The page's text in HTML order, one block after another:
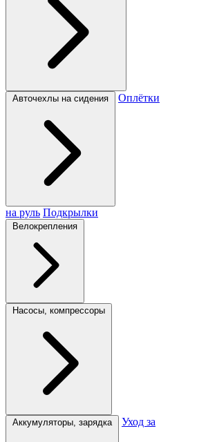
Авточехлы на сидения Оплётки
на руль Подкрылки
Велокрепления
Насосы, компрессоры
Аккумуляторы, зарядка Уход за